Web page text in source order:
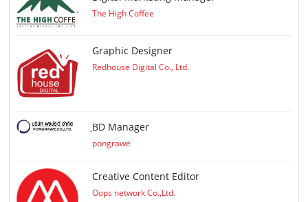
The High Coffee
Graphic Designer
Redhouse Digital Co., Ltd.
ฺBD Manager
pongrawe
Creative Content Editor
Oops network Co.,Ltd.